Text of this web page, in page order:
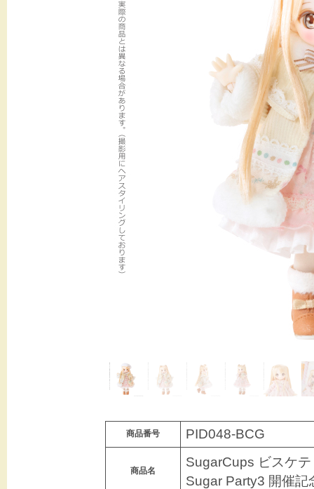
商品番号 PID048-BCG
商品名
SugarCups ビスケ
Sugar Party3 開催記